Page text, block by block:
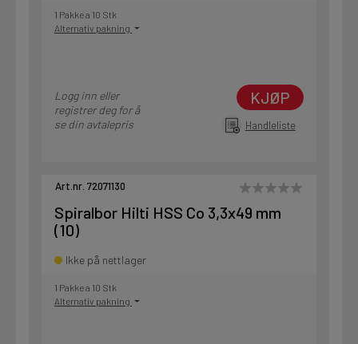
1 Pakke a 10 Stk
Alternativ pakning
Logg inn eller
registrer deg for å
se din avtalepris
KJØP
Handleliste
Art.nr. 72071130
Spiralbor Hilti HSS Co 3,3x49 mm
(10)
Ikke på nettlager
1 Pakke a 10 Stk
Alternativ pakning